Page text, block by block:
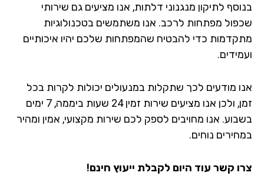
לתיקון מנגנוני דלתות, אנו מציעים גם שירותי
מפתחות לרכב. אנו משתמשים בטכנולוגיות
כדי להבטיח שהמפתחות שלכם יהיו איכותיים
מודעים לכך שתקלות במנעולים יכולות לקרות בכל
זמן, ולכן אנו מציעים שירות זמין 24 שעות ביממה, 7 ימים
אנו מחויבים לספק לכם שירות מקצועי, אמין ומהיר
נוחים.
קשר עוד היום לקבלת ייעוץ חינם!